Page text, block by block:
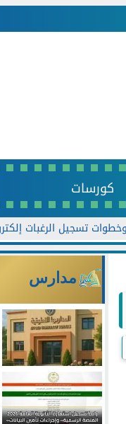
كورسات
مدارس